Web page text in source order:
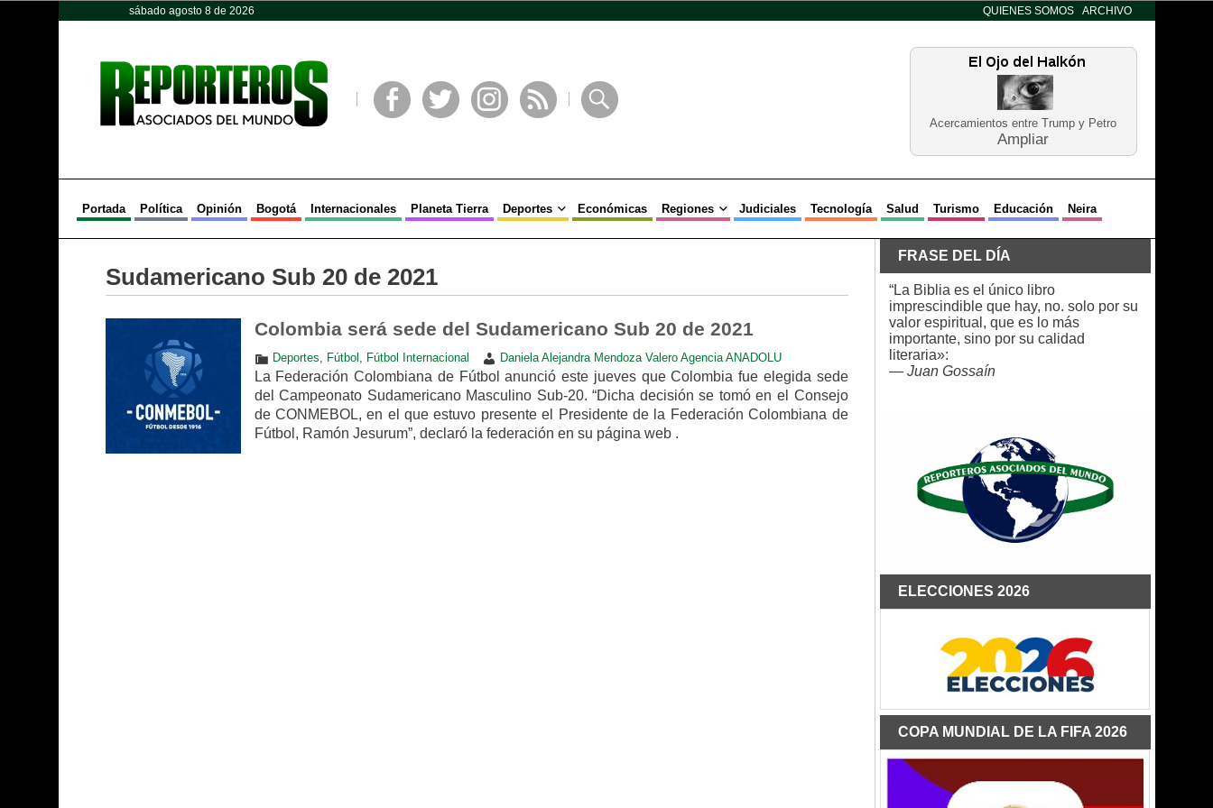
sábado agosto 8 de 2026 QUIENES SOMOS ARCHIVO
Acercamientos entre Trump y Petro
Ampliar
Portada Política Opinión Bogotá Internacionales Planeta Tierra Deportes Económicas Regiones Judiciales Tecnología Salud Turismo Educación Neira
Sudamericano Sub 20 de 2021
Colombia será sede del Sudamericano Sub 20 de 2021
Deportes, Fútbol , Fútbol Internacional Daniela Alejandra Mendoza Valero Agencia ANADOLU
La Federación Colombiana de Fútbol anunció este jueves que Colombia fue elegida sede
del Campeonato Sudamericano Masculino Sub-20. “Dicha decisión se tomó en el Consejo
de CONMEBOL, en el que estuvo presente el Presidente de la Federación Colombiana de
Fútbol, Ramón Jesurum”, declaró la federación en su página web .
FRASE DEL DÍA
“La Biblia es el único libro
imprescindible que hay, no. solo por su
valor espiritual, que es lo más
importante, sino por su calidad
literaria»:
— Juan Gossaín
ELECCIONES 2026
COPA MUNDIAL DE LA FIFA 2026
Opinión Política